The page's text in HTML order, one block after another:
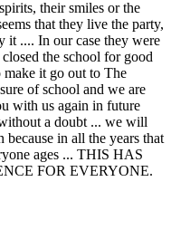
their smiles or the
that they live the party,
it .... In our case they were
the school for good
it go out to The
of school and we are
with us again in future
a doubt ... we will
because in all the years that
ages ... THIS HAS
FOR EVERYONE.